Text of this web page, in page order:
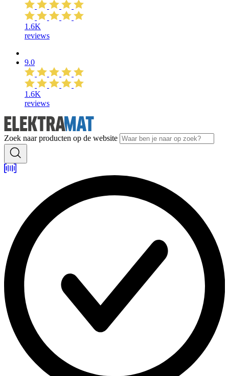
1.6K
reviews
9.0
1.6K
reviews
Zoek naar producten op de website